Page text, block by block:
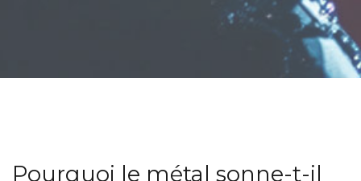
Pourquoi le métal sonne-t-il